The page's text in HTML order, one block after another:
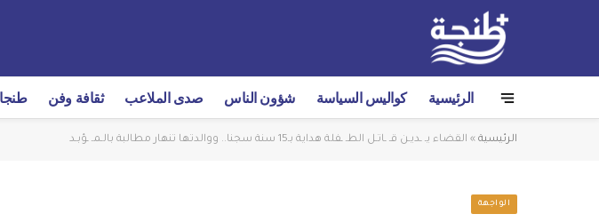
الرئيسية كواليس السياسة شؤون الناس صدى الملاعب ثقافة وفن
الرئيسية » القضاء يـ ـديـن قـ ـاتـل الطـ ـفلة هداية بـ15 سنة سجنا.. ووالدتها تنهار مطالبة بالـمـ ـؤبـد
الواجهة